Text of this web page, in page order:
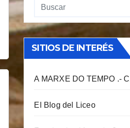
SITIOS DE INTERÉS
A MARXE DO TEMPO .-
El Blog del Liceo